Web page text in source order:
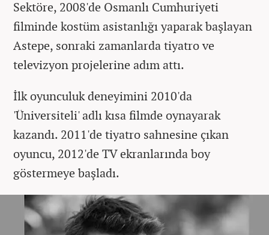
Sektöre, 2008'de Osmanlı Cumhuriyeti
filminde kostüm asistanlığı yaparak başlayan
Astepe, sonraki zamanlarda tiyatro ve
televizyon projelerine adım attı.
İlk oyunculuk deneyimini 2010'da
'Üniversiteli' adlı kısa filmde oynayarak
kazandı. 2011'de tiyatro sahnesine çıkan
oyuncu, 2012'de TV ekranlarında boy
göstermeye başladı.